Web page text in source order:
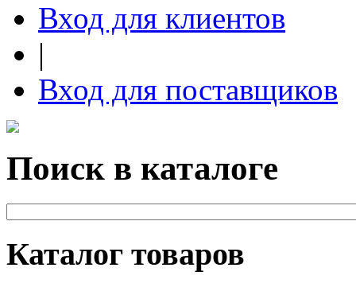
Вход для клиентов
|
Вход для поставщиков
Поиск в каталоге
Каталог товаров